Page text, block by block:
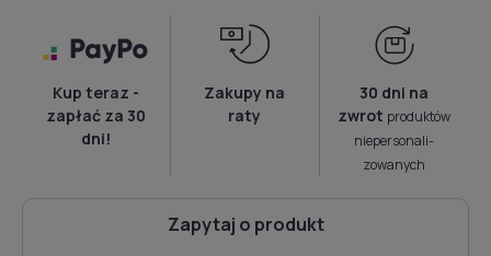
Kup teraz -
zapłać za 30
dni!
Zakupy na
raty
30 dni na
zwrot produktów
niepersonali­
zowanych
Zapytaj o produkt